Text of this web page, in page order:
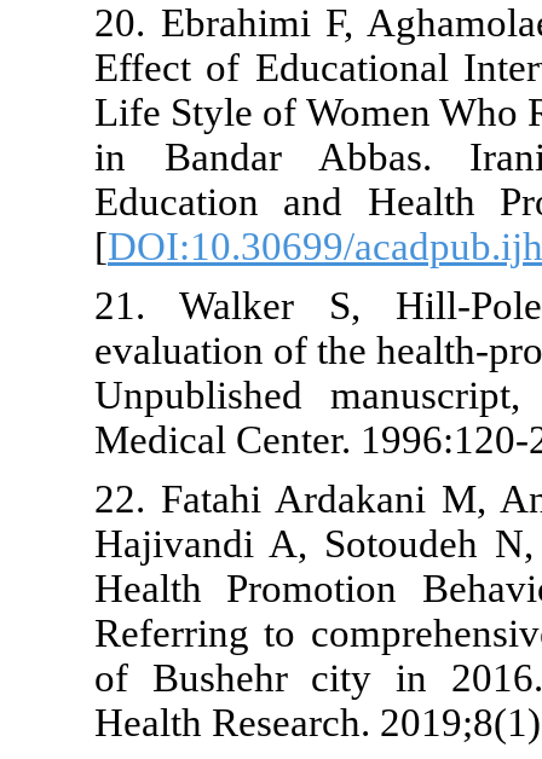
20.
Effect of
Life Style of
in Bandar
Education
[
21.
evaluation
Medical
22. Fatahi
Hajivandi
Health
Referring to
of Bushehr
Health